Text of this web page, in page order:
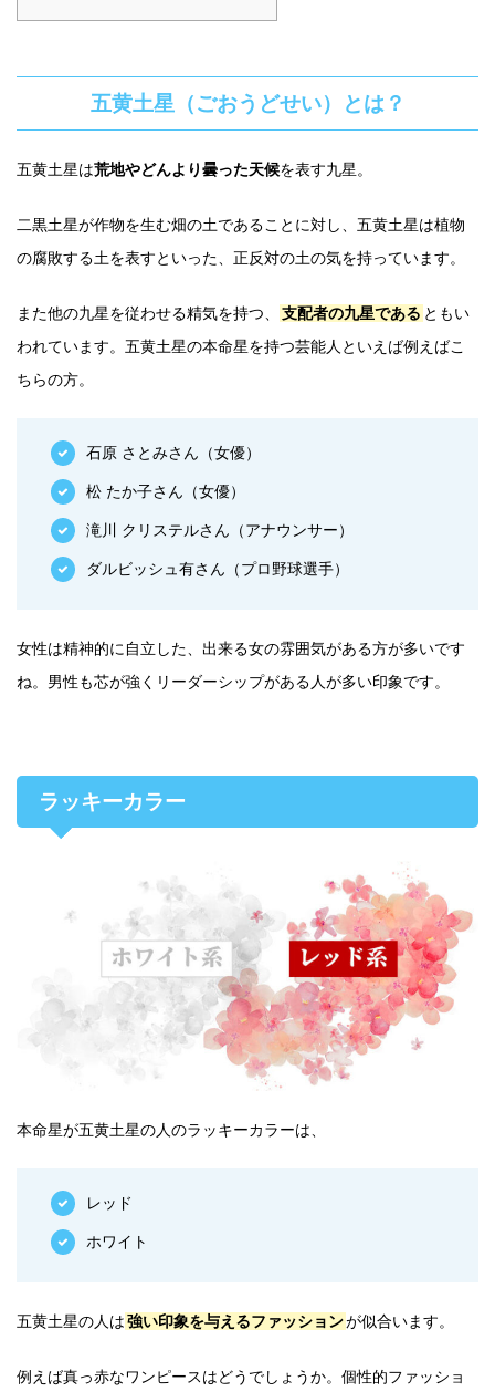
五黄土星（ごおうどせい）とは？
五黄土星は荒地やどんより曇った天候を表す九星。
二黒土星が作物を生む畑の土であることに対し、五黄土星は植物
の腐敗する土を表すといった、正反対の土の気を持っています。
また他の九星を従わせる精気を持つ、 支配者の九星である ともい
われています。五黄土星の本命星を持つ芸能人といえば例えばこ
ちらの方。
石原 さとみさん（女優）
松 たか子さん（女優）
滝川 クリステルさん（アナウンサー）
ダルビッシュ有さん（プロ野球選手）
女性は精神的に自立した、出来る女の雰囲気がある方が多いです
ね。男性も芯が強くリーダーシップがある人が多い印象です。
ラッキーカラー
本命星が五黄土星の人のラッキーカラーは、
レッド
ホワイト
五黄土星の人は強い印象を与えるファッションが似合います。
例えば真っ赤なワンピースはどうでしょうか。個性的ファッショ